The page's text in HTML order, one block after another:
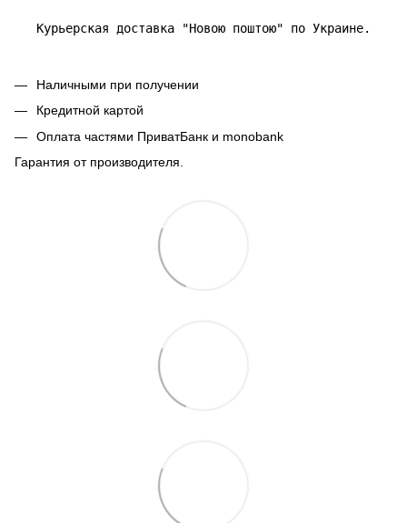
Курьерская доставка "Новою поштою" по Украине.
Наличными при получении
Кредитной картой
Оплата частями ПриватБанк и monobank
Гарантия от производителя.